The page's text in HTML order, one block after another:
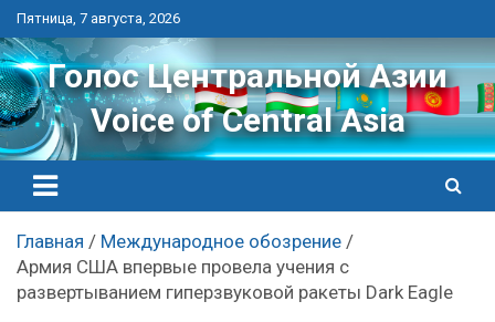
Перейти
к
контенту
Пятница, 7 августа, 2026
Голос Центральной Азии
Voice of Central Asia
Главная
Международное обозрение
Армия США впервые провела учения с
развертыванием гиперзвуковой ракеты Dark Eagle